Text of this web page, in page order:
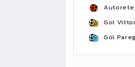
Autorete
Gol
Gol